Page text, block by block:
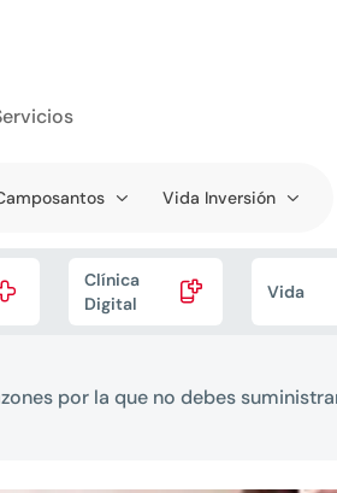
Vida Inversión

Clínica
Digital
Vida
por la que no debes